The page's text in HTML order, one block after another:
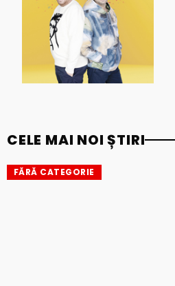
CELE MAI NOI ȘTIRI
FĂRĂ CATEGORIE